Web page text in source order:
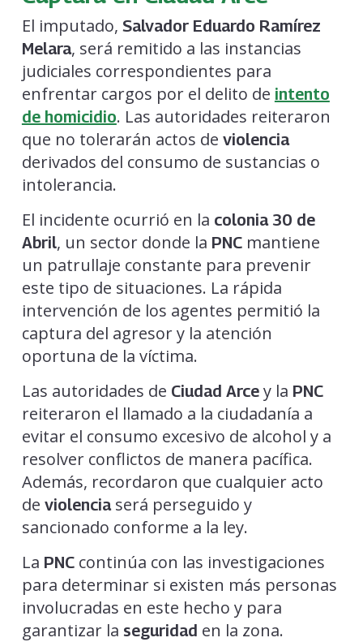
El imputado, Salvador Eduardo Ramírez
Melara, será remitido a las instancias
judiciales correspondientes para
enfrentar cargos por el delito de intento
de homicidio. Las autoridades reiteraron
que no tolerarán actos de violencia
derivados del consumo de sustancias o
intolerancia.
El incidente ocurrió en la colonia 30 de
Abril, un sector donde la PNCmantiene
un patrullaje constante para prevenir
este tipo de situaciones. La rápida
intervención de los agentes permitió la
captura del agresor y la atención
oportuna de la víctima.
Las autoridades de Ciudad Arcey la PNC
reiteraron el llamado a la ciudadanía a
evitar el consumo excesivo de alcohol y a
resolver conflictos de manera pacífica.
Además, recordaron que cualquier acto
de violenciaserá perseguido y
sancionado conforme a la ley.
La PNCcontinúa con las investigaciones
para determinar si existen más personas
involucradas en este hecho y para
garantizar la seguridad en la zona.